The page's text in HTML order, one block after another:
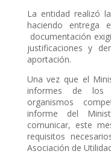
La entidad realizó
haciendo entrega
documentación
justificaciones y
aportación.
Una vez que el
informes de los
organismos
informe del
comunicar, este
requisitos
Asociación de